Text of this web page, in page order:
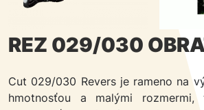
REZ 029/030
Cut 029/030 Revers je rameno na
hmotnosťou a malými